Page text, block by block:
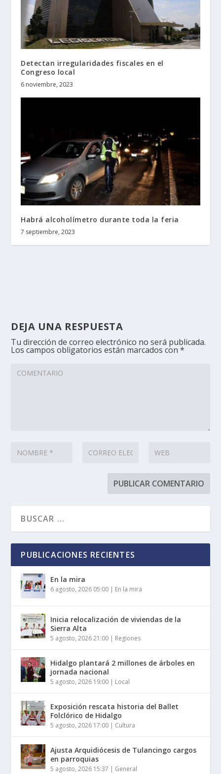
Detectan irregularidades fiscales en el
Congreso local
6 noviembre, 2023
Habrá alcoholímetro durante toda la feria
7 septiembre, 2023
DEJA UNA RESPUESTA
Tu dirección de correo electrónico no será publicada.
Los campos obligatorios están marcados con*
PUBLICACIONES RECIENTES
En la mira
6 agosto, 2026 05:00 | En la mira
Inicia relocalización de viviendas de la
Sierra Alta
5 agosto, 2026 21:00 | Regiones
Hidalgo plantará 2 millones de árboles en
jornada nacional
5 agosto, 2026 19:00 | Local
Exposición rescata historia del Ballet
Folclórico de Hidalgo
5 agosto, 2026 17:00 | Cultura
Ajusta Arquidiócesis de Tulancingo cargos
en parroquias
5 agosto, 2026 15:37 | General